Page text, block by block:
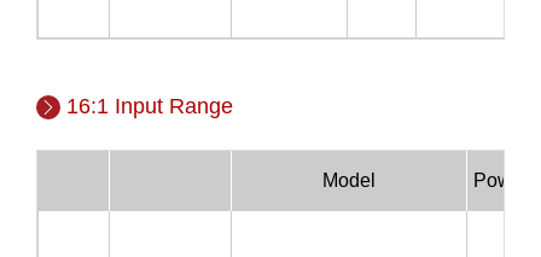
16:1 Input Range
Model Power